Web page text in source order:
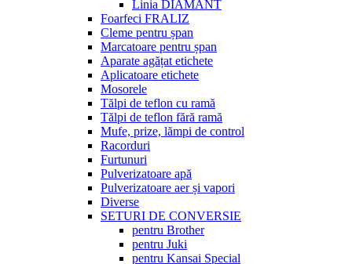
Linia DIAMANT
Foarfeci FRALIZ
Cleme pentru șpan
Marcatoare pentru șpan
Aparate agățat etichete
Aplicatoare etichete
Mosorele
Tălpi de teflon cu ramă
Tălpi de teflon fără ramă
Mufe, prize, lămpi de control
Racorduri
Furtunuri
Pulverizatoare apă
Pulverizatoare aer și vapori
Diverse
SETURI DE CONVERSIE
pentru Brother
pentru Juki
pentru Kansai Special